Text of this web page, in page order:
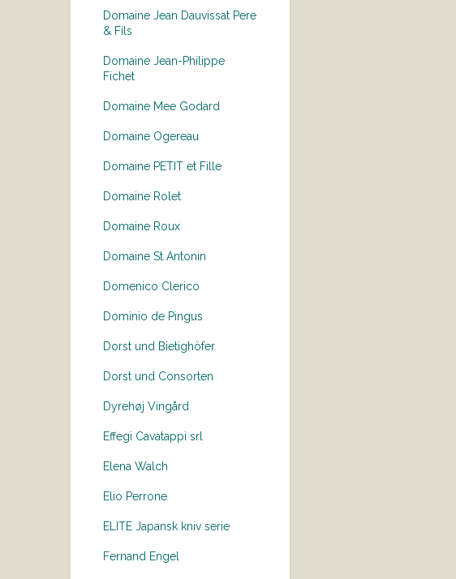
Domaine Jean Dauvissat Pere
& Fils
Domaine Jean-Philippe
Fichet
Domaine Mee Godard
Domaine Ogereau
Domaine PETIT et Fille
Domaine Rolet
Domaine Roux
Domaine St Antonin
Domenico Clerico
Dominio de Pingus
Dorst und Bietighöfer
Dorst und Consorten
Dyrehøj Vingård
Effegi Cavatappi srl
Elena Walch
Elio Perrone
ELITE Japansk kniv serie
Fernand Engel